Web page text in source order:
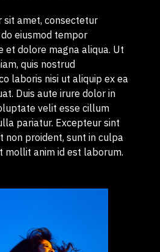
sit amet, consectetur
eiusmod tempor
et dolore magna aliqua. Ut
quis nostrud
laboris nisi ut aliquip ex ea
Duis aute irure dolor in
velit esse cillum
pariatur. Excepteur sint
non proident, sunt in culpa
mollit anim id est laborum.